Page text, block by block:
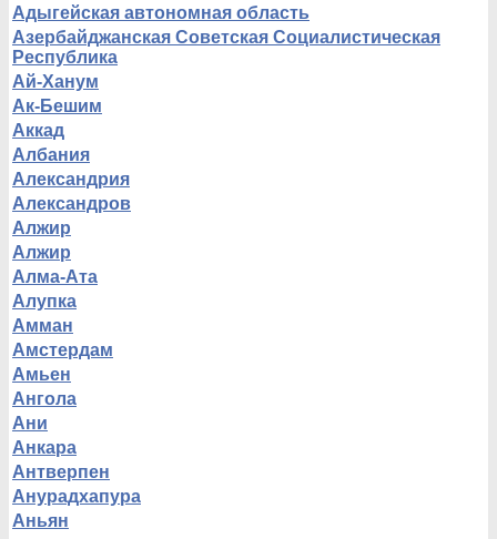
Адыгейская автономная область
Азербайджанская Советская Социалистическая
Республика
Ай-Ханум
Ак-Бешим
Аккад
Албания
Александрия
Александров
Алжир
Алжир
Алма-Ата
Алупка
Амман
Амстердам
Амьен
Ангола
Ани
Анкара
Антверпен
Анурадхапура
Аньян